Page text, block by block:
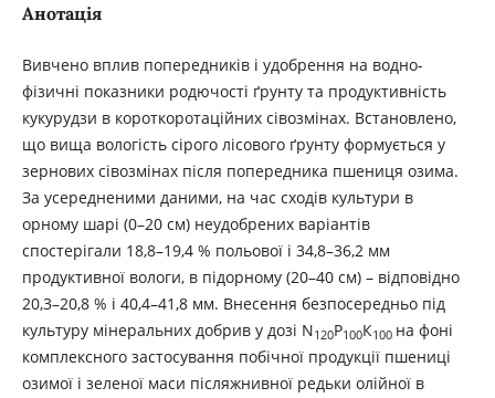
Анотація
Вивчено вплив попередників і удобрення на водно-
фізичні показники родючості ґрунту та продуктивність
кукурудзи в короткоротаційних сівозмінах. Встaновлено,
що вища вологість сірого лісового ґрунту формується у
зернових сівозмінах після попередника пшениця озима.
За усередненими даними, на час сходів культури в
орному шарі (0–20 см) неудобрених варіантів
спостерігали 18,8–19,4 % польової і 34,8–36,2 мм
продуктивної вологи, в підорному (20–40 см) – відповідно
20,3–20,8 % і 40,4–41,8 мм. Внесення безпосередньо під
культуру мінеральних добрив у дозі N120Р100К100 на фоні
комплексного застосування побічної продукції пшениці
озимої і зеленої маси післяжнивної редьки олійної в